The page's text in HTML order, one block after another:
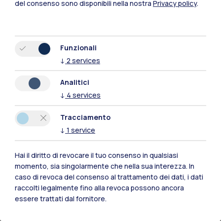
utenti negli annunci.
pubblicità (impressioni per euro speso) risulta
che
non tutti i partiti hanno ottenuto
risultati uguali a parità di budget. L'estrema
destra dell’AFD è risultata la più efficace con
annunci quasi sei volte più performanti rispetto
ai competitor che avevano investito lo stesso
budget. I Verdi sono stati il partito con minor
efficacia di costo.
Il maggiore successo della loro pubblicità
potrebbe essere spiegato dal fatto che le
del consenso sono disponibili nella nostra Privacy policy.
Funzionali
↓ 2 services
Analitici
↓ 4 services
Tracciamento
↓ 1 service
Hai il diritto di revocare il tuo consenso in qualsiasi
momento, sia singolarmente che nella sua interezza. In
caso di revoca del consenso al trattamento dei dati, i dati
raccolti legalmente fino alla revoca possono ancora
essere trattati dal fornitore.